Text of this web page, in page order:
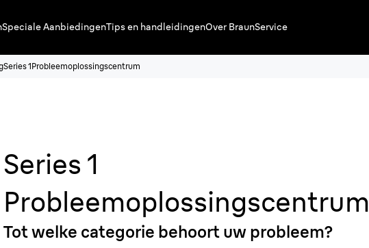
Speciale AanbiedingenTips en handleidingenOver BraunService
Series 1Probleemoplossingscentrum
Series 1
Probleemoplossingscentrum
Tot welke categorie behoort uw probleem?